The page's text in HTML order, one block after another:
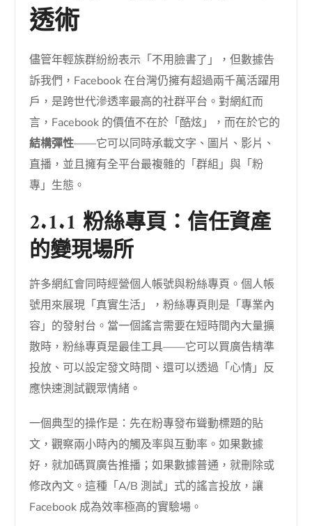
透術
儘管年輕族群紛紛表示「不用臉書了」，但數據告
訴我們，Facebook 在台灣仍擁有超過兩千萬活躍用
戶，是跨世代滲透率最高的社群平台。對網紅而
言，Facebook 的價值不在於「酷炫」，而在於它的
結構彈性——它可以同時承載文字、圖片、影片、
直播，並且擁有全平台最複雜的「群組」與「粉
專」生態。
2.1.1 粉絲專頁：信任資產
的變現場所
許多網紅會同時經營個人帳號與粉絲專頁。個人帳
號用來展現「真實生活」，粉絲專頁則是「專業內
容」的發射台。當一個謠言需要在短時間內大量擴
散時，粉絲專頁是最佳工具——它可以買廣告精準
投放、可以設定發文時間、還可以透過「心情」反
應快速測試觀眾情緒。
一個典型的操作是：先在粉專發布聳動標題的貼
文，觀察兩小時內的觸及率與互動率。如果數據
好，就加碼買廣告推播；如果數據普通，就刪除或
修改內文。這種「A/B 測試」式的謠言投放，讓
Facebook 成為效率極高的實驗場。